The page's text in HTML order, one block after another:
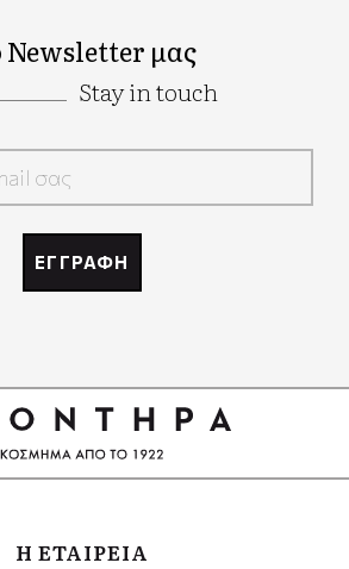
Newsletter μας
Stay in touch
ΕΓΓΡΑΦΗ
Η ΕΤΑΙΡΕΙΑ